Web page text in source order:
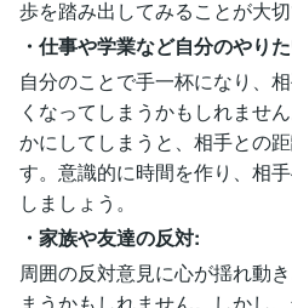
歩を踏み出してみることが大切
・仕事や学業など自分のやり
自分のことで手一杯になり、
くなってしまうかもしれませ
かにしてしまうと、相手との
す。意識的に時間を作り、相
しましょう。
・家族や友達の反対:
周囲の反対意見に心が揺れ動
まうかもしれません。しかし